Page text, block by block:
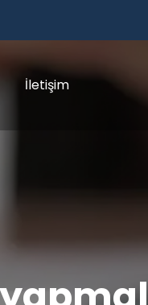
İletişim